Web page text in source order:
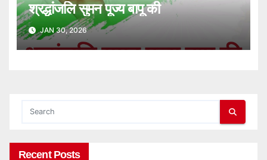
श्रद्धांजलि सुमन पूज्य बापू की
JAN 30, 2026
Recent Posts